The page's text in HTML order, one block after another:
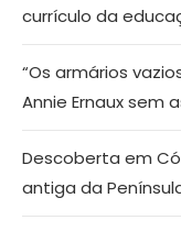
currículo da
“Os armários
Annie Ernaux sem
Descoberta em
antiga da